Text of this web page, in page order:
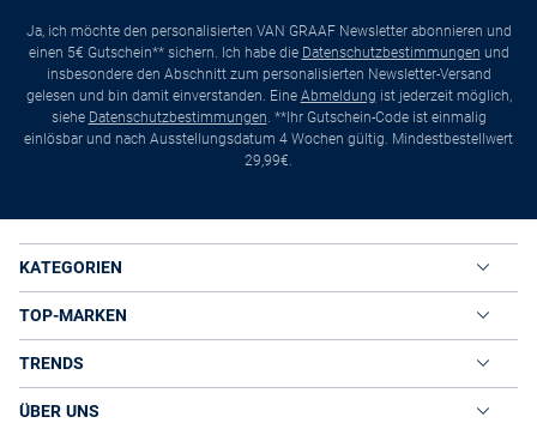
Ja, ich möchte den personalisierten VAN GRAAF Newsletter abonnieren und
einen 5€ Gutschein** sichern. Ich habe die Datenschutzbestimmungen und
insbesondere den Abschnitt zum personalisierten Newsletter-Versand
gelesen und bin damit einverstanden. Eine Abmeldung ist jederzeit möglich,
siehe Datenschutzbestimmungen. **Ihr Gutschein-Code ist einmalig
einlösbar und nach Ausstellungsdatum 4 Wochen gültig. Mindestbestellwert
29,99€.
KATEGORIEN
TOP-MARKEN
TRENDS
ÜBER UNS